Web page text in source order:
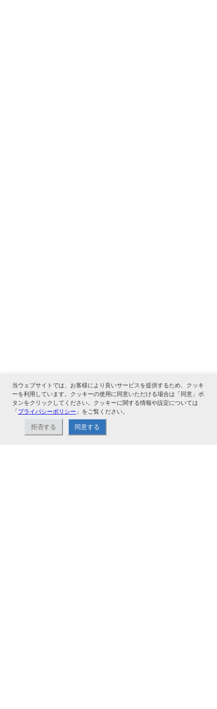
関連サービス
当ウェブサイトでは、お客様により良いサービスを提供するため、クッキ
ーを利用しています。クッキーの使用に同意いただける場合は「同意」ボ
タンをクリックしてください。クッキーに関する情報や設定については
「プライバシーポリシー 」をご覧ください。
拒否する 同意する